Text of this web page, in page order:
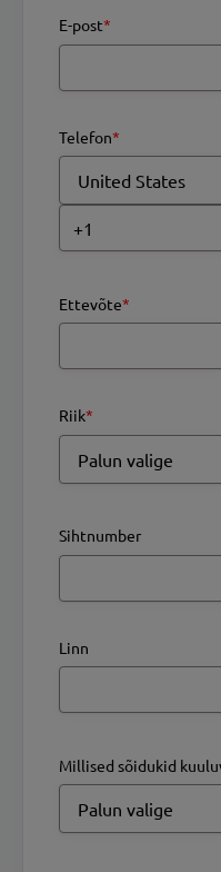
E-post*
Telefon*
Ettevõte*
Riik*
Sihtnumber
Linn
Millised sõidukid